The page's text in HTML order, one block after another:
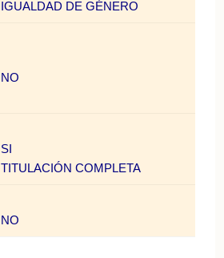
IGUALDAD DE GÉNERO
NO
SI
TITULACIÓN COMPLETA
NO